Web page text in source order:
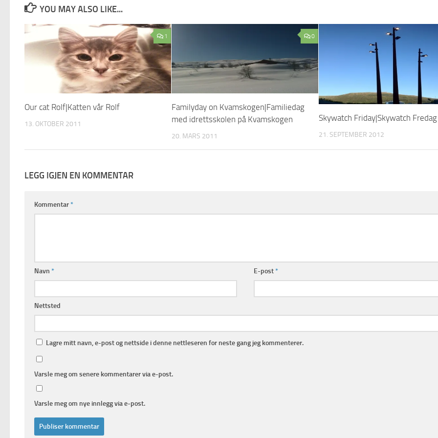
YOU MAY ALSO LIKE...
1
Our cat Rolf|Katten vår Rolf
13. OKTOBER 2011
0
Familyday on Kvamskogen|Familiedag
med idrettsskolen på Kvamskogen
20. MARS 2011
Skywatch Friday|Skywatch Fredag
21. SEPTEMBER 2012
LEGG IGJEN EN KOMMENTAR
Kommentar*
Navn * E-post*
Nettsted
Lagre mitt navn, e-post og nettside i denne nettleseren for neste gang jeg kommenterer.
Varsle meg om senere kommentarer via e-post.
Varsle meg om nye innlegg via e-post.